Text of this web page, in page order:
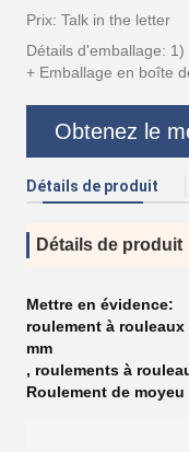
Prix: Talk in the letter
Détails d'emballage:
+ Emballage en boîte
Obtenez le
Détails de produit
Détails de produit
Mettre en évidence:
roulement à
mm
, roulements à
Roulement de